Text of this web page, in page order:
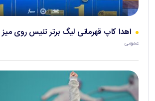
اهدا کاپ قهرمانی لیگ برتر تنیس روی
عمومی